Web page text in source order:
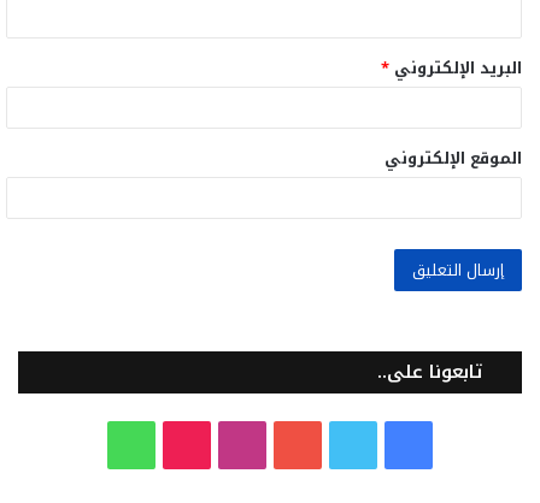
البريد الإلكتروني *
الموقع الإلكتروني
تابعونا على..